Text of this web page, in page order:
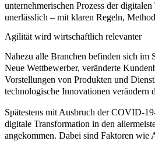
unternehmerischen Prozess derdigitalen
unerlässlich – mit klaren Regeln,
Agilität wird wirtschaftlich relevanter
Nahezu alle Branchen befinden sich im
Neue Wettbewerber, veränderte
Vorstellungen von Produkten und
technologische Innovationen verändern
Spätestens mit Ausbruch der COVID-
digitale Transformation in den
angekommen. Dabei sind Faktoren wie